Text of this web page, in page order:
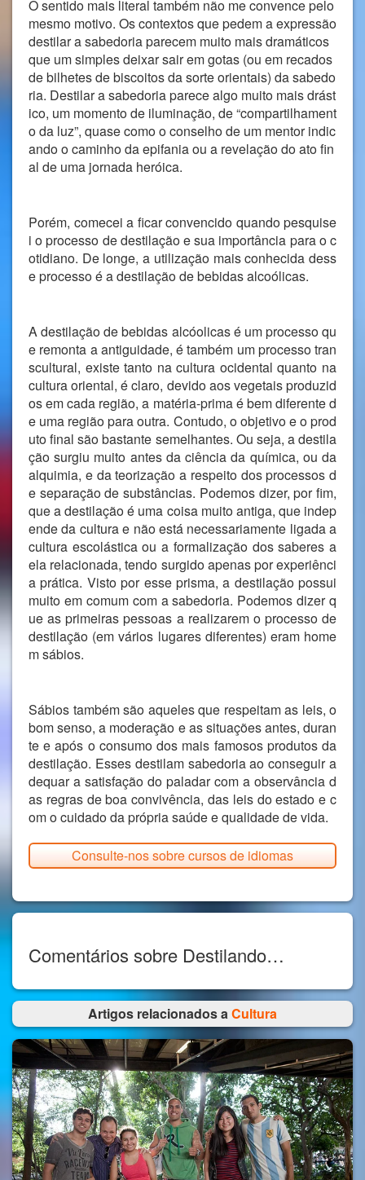
O sentido mais literal também não me convence pelo
mesmo motivo. Os contextos que pedem a expressão
destilar a sabedoria parecem muito mais dramáticos
que um simples deixar sair em gotas (ou em recados
de bilhetes de biscoitos da sorte orientais) da sabedo
ria. Destilar a sabedoria parece algo muito mais drást
ico, um momento de iluminação, de “compartilhament
o da luz”, quase como o conselho de um mentor indic
ando o caminho da epifania ou a revelação do ato fin
al de uma jornada heróica.
Porém, comecei a ficar convencido quando pesquise
i o processo de destilação e sua importância para o c
otidiano. De longe, a utilização mais conhecida dess
e processo é a destilação de bebidas alcoólicas.
A destilação de bebidas alcóolicas é um processo qu
e remonta a antiguidade, é também um processo tran
scultural, existe tanto na cultura ocidental quanto na
cultura oriental, é claro, devido aos vegetais produzid
os em cada região, a matéria-prima é bem diferente d
e uma região para outra. Contudo, o objetivo e o prod
uto final são bastante semelhantes. Ou seja, a destila
ção surgiu muito antes da ciência da química, ou da
alquimia, e da teorização a respeito dos processos d
e separação de substâncias. Podemos dizer, por fim,
que a destilação é uma coisa muito antiga, que indep
ende da cultura e não está necessariamente ligada a
cultura escolástica ou a formalização dos saberes a
ela relacionada, tendo surgido apenas por experiênci
a prática. Visto por esse prisma, a destilação possui
muito em comum com a sabedoria. Podemos dizer q
ue as primeiras pessoas a realizarem o processo de
destilação (em vários lugares diferentes) eram home
m sábios.
Sábios também são aqueles que respeitam as leis, o
bom senso, a moderação e as situações antes, duran
te e após o consumo dos mais famosos produtos da
destilação. Esses destilam sabedoria ao conseguir a
dequar a satisfação do paladar com a observância d
as regras de boa convivência, das leis do estado e c
om o cuidado da própria saúde e qualidade de vida.
Consulte-nos sobre cursos de idiomas
Comentários sobre Destilando…
Artigos relacionados aCultura